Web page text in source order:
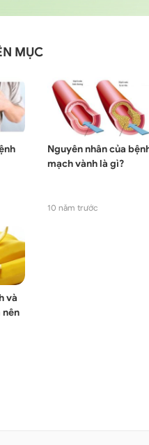
MỤC
Nguyên nhân của
mạch vành là gì?
10 năm trước
và
nên